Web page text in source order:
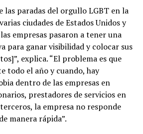
paradas del orgullo LGBT en la
ciudades de Estados Unidos y
empresas pasaron a tener una
para ganar visibilidad y colocar sus
explica. “El problema es que
todo el año y cuando, hay
dentro de las empresas en
prestadores de servicios en
la empresa no responde
manera rápida”.